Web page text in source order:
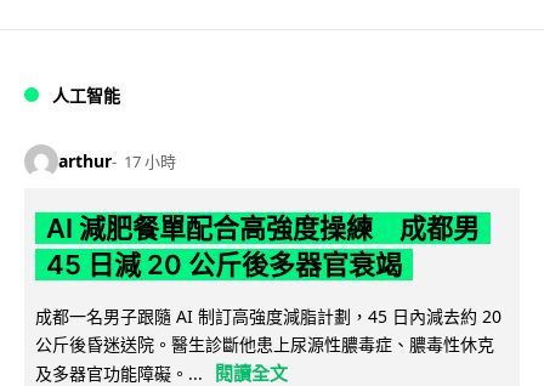
人工智能
arthur 17 小時
AI 減肥餐單配合高強度操練 成都男
45 日減 20 公斤後多器官衰竭
成都一名男子跟隨 AI 制訂高強度減脂計劃，45 日內減去約 20
公斤後昏迷送院。醫生診斷他患上尿源性膿毒症、膿毒性休克
及多器官功能障礙。...
閱讀全文